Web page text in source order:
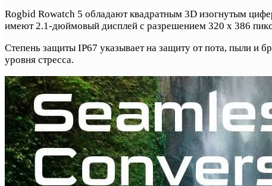
Rogbid Rowatch 5 обладают квадратным 3D изогнутым
имеют 2.1-дюймовый дисплей с разрешением 320 x 386
Степень защиты IP67 указывает на защиту от пота, пыли и
уровня стресса.